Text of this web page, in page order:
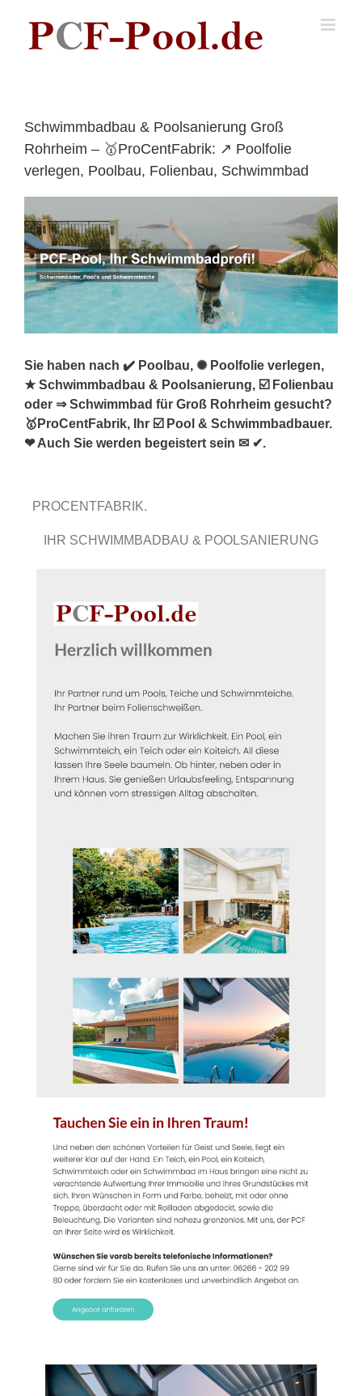
content
Schwimmbadbau & Poolsanierung Groß
Rohrheim – 🥇ProCentFabrik: ↗️ Poolfolie
verlegen, Poolbau, Folienbau, Schwimmbad
Sie haben nach ✔️ Poolbau, ✺ Poolfolie verlegen,
★ Schwimmbadbau & Poolsanierung, ☑️ Folienbau
oder ⇒ Schwimmbad für Groß Rohrheim gesucht?
🥇ProCentFabrik, Ihr ☑️ Pool & Schwimmbadbauer.
❤ Auch Sie werden begeistert sein ✉ ✔.
PROCENTFABRIK.
IHR SCHWIMMBADBAU & POOLSANIERUNG